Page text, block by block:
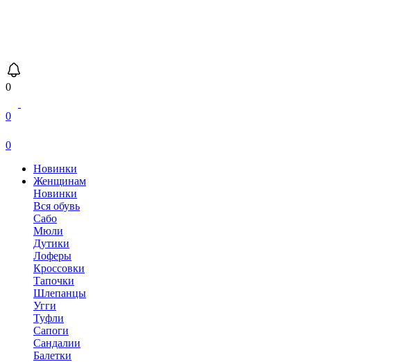
0
0
0
Новинки
Женщинам
Новинки
Вся обувь
Сабо
Мюли
Дутики
Лоферы
Кроссовки
Тапочки
Шлепанцы
Угги
Туфли
Сапоги
Сандалии
Балетки